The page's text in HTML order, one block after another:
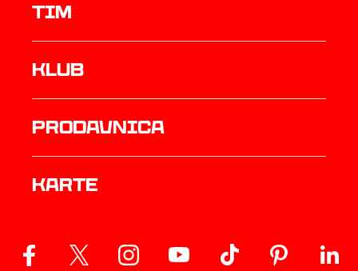
TIM
Klub
prodavnica
Karte